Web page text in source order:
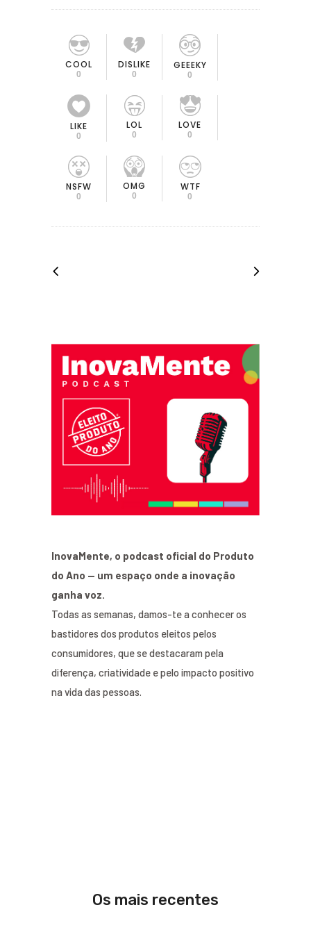
COOL
0
DISLIKE
0
GEEEKY
0
LIKE
0
LOL
0
LOVE
0
NSFW
0
OMG
0
WTF
0
InovaMente, o podcast oficial do Produto
do Ano — um espaço onde a inovação
ganha voz.
Todas as semanas, damos-te a conhecer os
bastidores dos produtos eleitos pelos
consumidores, que se destacaram pela
diferença, criatividade e pelo impacto positivo
na vida das pessoas.
Os mais recentes